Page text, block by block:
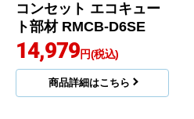
コンセット エコキュー
ト部材 RMCB-D6SE
14,979円(税込)
商品詳細はこちら